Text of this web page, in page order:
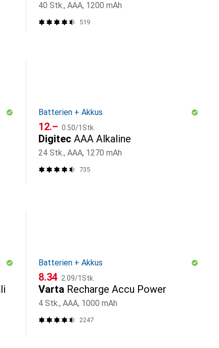
40 Stk., AAA, 1200 mAh
519
Batterien + Akkus
CHF
12.– CHF
0.50/1Stk.
Digitec AAA Alkaline
24 Stk., AAA, 1270 mAh
735
Batterien + Akkus
CHF
8.34 CHF
2.09/1Stk.
Varta Recharge Accu Power
4 Stk., AAA, 1000 mAh
2247